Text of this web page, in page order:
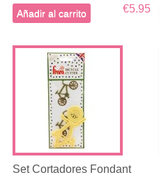
€5.95
Añadir al carrito
Set Cortadores Fondant